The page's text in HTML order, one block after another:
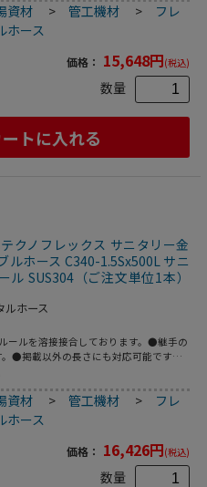
フェルールサイズ：1.5S●最高使用
用温度範囲(℃)：80●接続方式：サニタ
合流体：水、油、空気、ガス、等(腐食
使用圧力：1MPa●使用温度範囲：0～
リーフェルール●フレキ部：ステンレ
：ステンレス(SUS304)
資材 >管工機材 > フレ
ホース
価格： 15,648円(税込)
数量
トに入れる
クノフレックス サニタリー金
ルホース C340-1.5Sx500L サニ
ル SUS304（ご注文単位1本）
ルホース
ールを溶接接合しております。●継手の
。●掲載以外の長さにも対応可能です。
。●繰返し発生する機械的変位の吸収
フェルールサイズ：1.5S●最高使用
用温度範囲(℃)：80●接続方式：サニタ
合流体：水、油、空気、ガス、等(腐食
使用圧力：1MPa●使用温度範囲：0～
リーフェルール●フレキ部：ステンレ
：ステンレス(SUS304)
資材 >管工機材 > フレ
ホース
価格： 16,426円(税込)
数量